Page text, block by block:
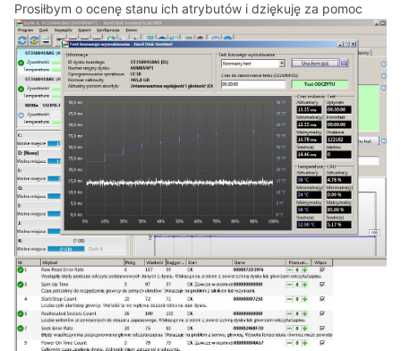
Prosiłbym o ocenę stanu ich atrybutów i dziękuję za pomoc